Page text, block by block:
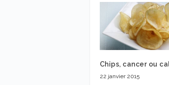
Chips, cancer ou
22 janvier 2015